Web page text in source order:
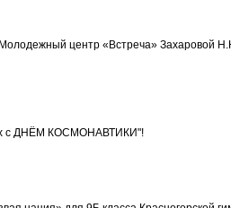
центр «Встреча» Захаровой
с ДНЁМ КОСМОНАВТИКИ"!